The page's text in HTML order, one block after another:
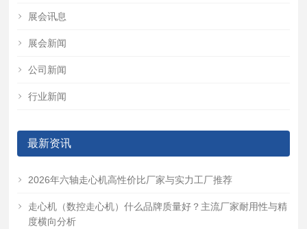
展会讯息
展会新闻
公司新闻
行业新闻
最新资讯
2026年六轴走心机高性价比厂家与实力工厂推荐
走心机（数控走心机）什么品牌质量好？主流厂家耐用性与精
度横向分析